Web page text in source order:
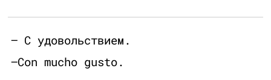
— С удовольствием.
—Con mucho gusto.